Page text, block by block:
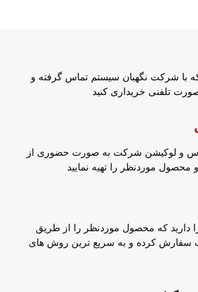
که با شرکت نگهبان سیستم تماس گرفته و
تلفنی خریداری کنید
آدرس و لوکیشن شرکت به صورت حضوری از
محصول موردنظر را تهیه نمایید
دارید که محصول موردنظر را از طریق
سفارش کرده و به سریع ترین روش های